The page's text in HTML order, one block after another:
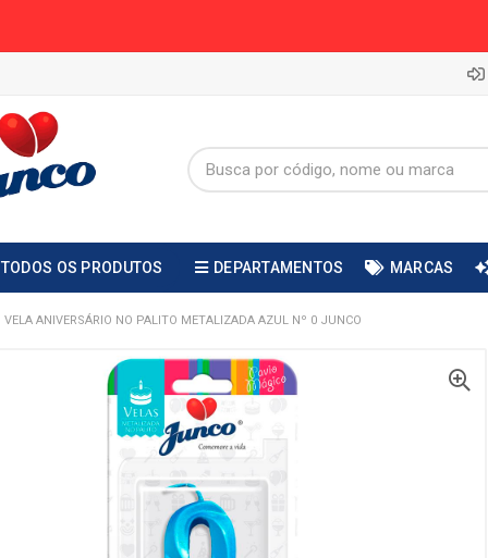
TODOS OS PRODUTOS DEPARTAMENTOS MARCAS
VELA ANIVERSÁRIO NO PALITO METALIZADA AZUL Nº 0 JUNCO